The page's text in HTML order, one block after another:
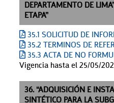
DEPARTAMENTO DE
ETAPA”
35.1 SOLICITUD DE
35.2 TERMINOS DE
35.3 ACTA DE NO
Vigencia hasta el 25/05/
36. “ADQUISICIÓN E
SINTÉTICO PARA LA